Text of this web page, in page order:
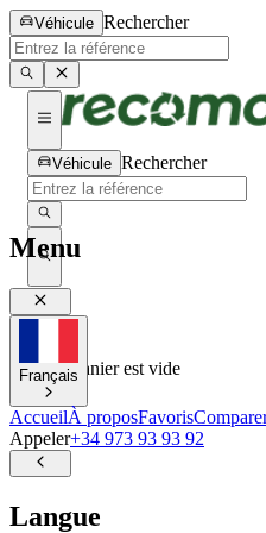
Véhicule Rechercher
Véhicule Rechercher
0
Votre panier est vide
Menu
Français
AccueilÀ proposFavoris
Appeler+34 973 93 93 92
Langue